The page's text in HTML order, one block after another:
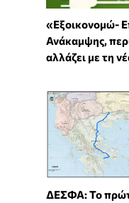
«Εξοικονομώ-
Ανάκαμψης,
αλλάζει με τη
ΔΕΣΦΑ: Το